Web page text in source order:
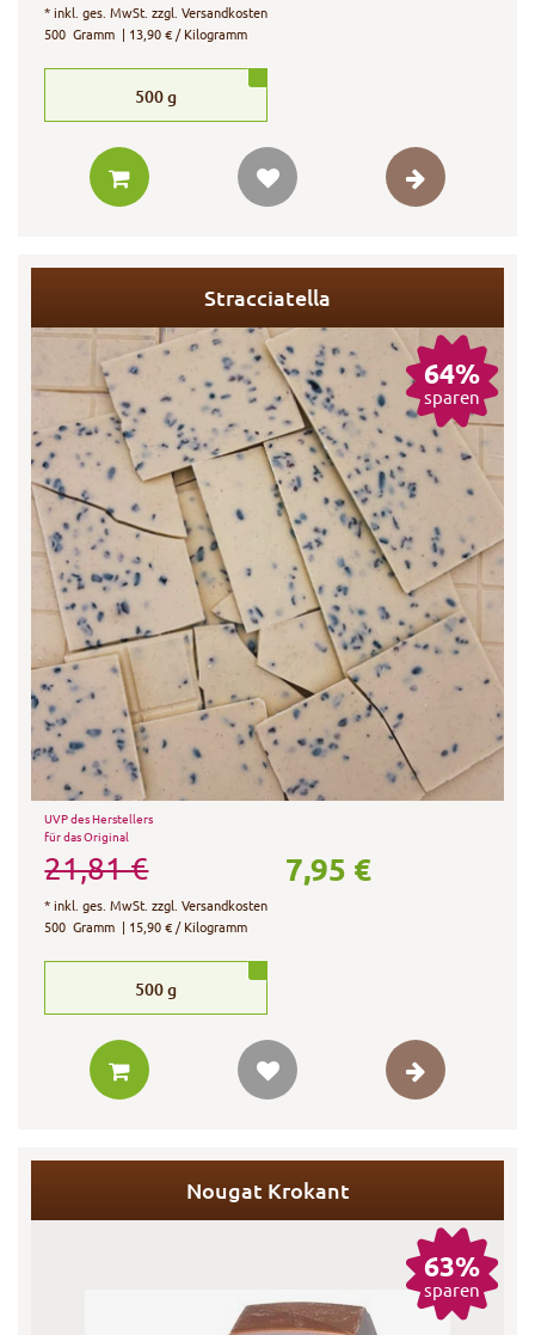
*inkl. ges. MwSt. zzgl.Versandkosten
500 Gramm | 13,90 € / Kilogramm
500g
Stracciatella
64%
sparen
UVP des Herstellers
für das Original
21,81 € 7,95 €
*inkl. ges. MwSt. zzgl.Versandkosten
500 Gramm | 15,90 € / Kilogramm
500g
Nougat Krokant
63%
sparen